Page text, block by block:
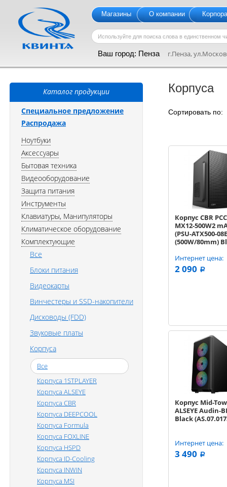
Магазины О компании
Ваш город: Пенза г.Пенза,
Корпуса
Сортировать
Корпус CBR
MX12-500W2
(PSU-ATX500-
(500W/80mm)
Интернет цена:
2 090 a
Корпус Mid-
ALSEYE Audin-
Black
Интернет цена:
3 490 a
Каталог продукции
Специальное предложение
Распродажа
Ноутбуки
Аксессуары
Бытовая техника
Видеооборудование
Защита питания
Инструменты
Клавиатуры, Манипуляторы
Климатическое оборудование
Комплектующие
Все
Блоки питания
Видеокарты
Винчестеры и SSD-накопители
Дисководы (FDD)
Звуковые платы
Корпуса
Все
Корпуса 1STPLAYER
Корпуса ALSEYE
Корпуса CBR
Корпуса DEEPCOOL
Корпуса Formula
Корпуса FOXLINE
Корпуса HSPD
Корпуса ID-Cooling
Корпуса INWIN
Корпуса MSI